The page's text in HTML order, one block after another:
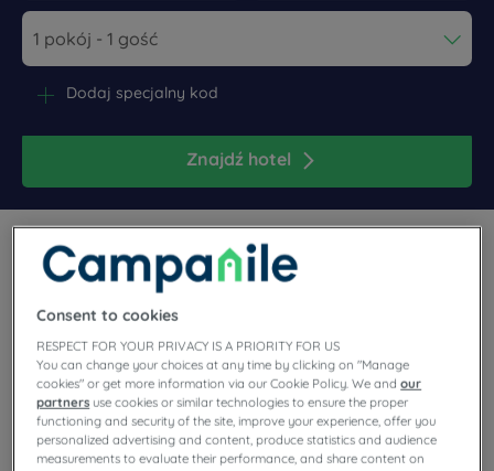
Navigate forward to interact with the calendar and select a
Navigate backward to interact
Znajdź hotel
Dodaj specjalny kod
Nasze hotele Bruksela
Consent to cookies
RESPECT FOR YOUR PRIVACY IS A PRIORITY FOR US
You can change your choices at any time by clicking on "Manage
cookies" or get more information via our Cookie Policy. We andour
partners use cookies or similar technologies to ensure the proper
functioning and security of the site, improve your experience, offer you
personalized advertising and content, produce statistics and audience
measurements to evaluate their performance, and share content on